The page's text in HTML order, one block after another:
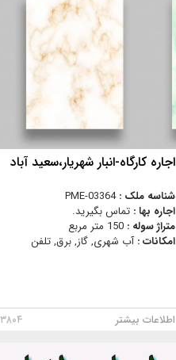
اجاره کارگاه-انبار شهریار،سعید آباد
شناسه ملک :PME-03364
اجاره بها : تماس بگیرید.
متراژ سوله : 150 متر مربع
امکانات :آب شهری, گاز, برق, تلفن
اطلاعات بیشتر ۳۸۰۴